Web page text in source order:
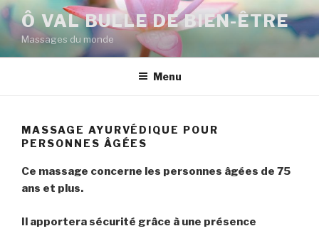
Aller
contenu
principal
Ô VAL BULLE DE BIEN-ÊTRE
Massages du monde
Menu
MASSAGE AYURVÉDIQUE POUR
PERSONNES ÂGÉES
Ce massage concerne les personnes âgées de 75
ans et plus.
Il apportera sécurité grâce à une présence